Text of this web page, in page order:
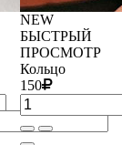
NEW
БЫСТРЫЙ
ПРОСМОТР
Кольцо
150